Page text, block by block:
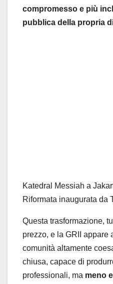
compromesso e più
pubblica della propria
Katedral Messiah a
Riformata inaugurata da
Questa trasformazione,
prezzo, e la GRII appare
comunità altamente
chiusa, capace di
professionali, ma meno